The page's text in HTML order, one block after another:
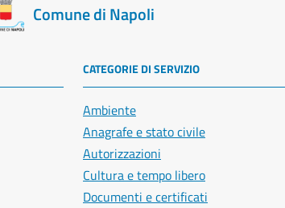
Comune di Napoli
CATEGORIE DI SERVIZIO
Ambiente
Anagrafe e stato civile
Autorizzazioni
Cultura e tempo libero
Documenti e certificati